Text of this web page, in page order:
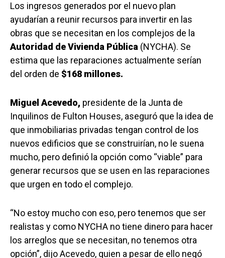
Los ingresos generados por el nuevo plan
ayudarían a reunir recursos para invertir en las
obras que se necesitan en los complejos de la
Autoridad de Vivienda Pública (NYCHA). Se
estima que las reparaciones actualmente serían
del orden de $168 millones.
Miguel Acevedo, presidente de la Junta de
Inquilinos de Fulton Houses, aseguró que la idea de
que inmobiliarias privadas tengan control de los
nuevos edificios que se construirían, no le suena
mucho, pero definió la opción como “viable” para
generar recursos que se usen en las reparaciones
que urgen en todo el complejo.
“No estoy mucho con eso, pero tenemos que ser
realistas y como NYCHA no tiene dinero para hacer
los arreglos que se necesitan, no tenemos otra
opción”, dijo Acevedo, quien a pesar de ello negó